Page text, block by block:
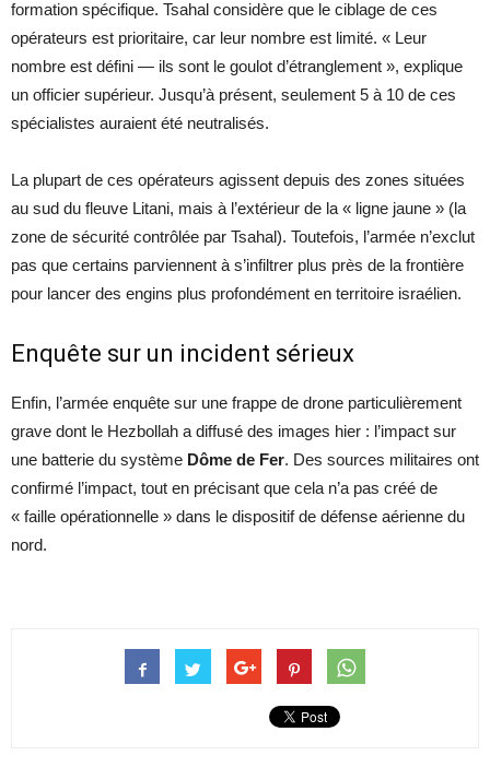
formation spécifique. Tsahal considère que le ciblage de ces
opérateurs est prioritaire, car leur nombre est limité. « Leur
nombre est défini — ils sont le goulot d’étranglement », explique
un officier supérieur. Jusqu’à présent, seulement 5 à 10 de ces
spécialistes auraient été neutralisés.
La plupart de ces opérateurs agissent depuis des zones situées
au sud du fleuve Litani, mais à l’extérieur de la « ligne jaune » (la
zone de sécurité contrôlée par Tsahal). Toutefois, l’armée n’exclut
pas que certains parviennent à s’infiltrer plus près de la frontière
pour lancer des engins plus profondément en territoire israélien.
Enquête sur un incident sérieux
Enfin, l’armée enquête sur une frappe de drone particulièrement
grave dont le Hezbollah a diffusé des images hier : l’impact sur
une batterie du système Dôme de Fer. Des sources militaires ont
confirmé l’impact, tout en précisant que cela n’a pas créé de
« faille opérationnelle » dans le dispositif de défense aérienne du
nord.